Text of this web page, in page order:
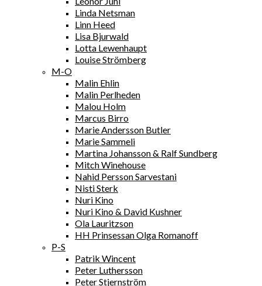
Linda Netsman
Linn Heed
Lisa Bjurwald
Lotta Lewenhaupt
Louise Strömberg
M-O
Malin Ehlin
Malin Perlheden
Malou Holm
Marcus Birro
Marie Andersson Butler
Marie Sammeli
Martina Johansson & Ralf Sundberg
Mitch Winehouse
Nahid Persson Sarvestani
Nisti Sterk
Nuri Kino
Nuri Kino & David Kushner
Ola Lauritzson
HH Prinsessan Olga Romanoff
P-S
Patrik Wincent
Peter Luthersson
Peter Stjernström